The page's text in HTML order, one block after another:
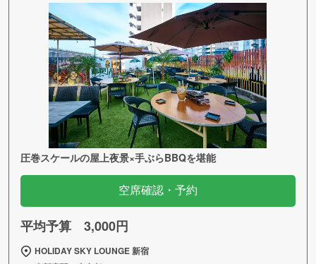
圧巻スケールの屋上夜景×手ぶらBBQを堪能
空席確認・予約
平均予算 3,000円
HOLIDAY SKY LOUNGE 新宿